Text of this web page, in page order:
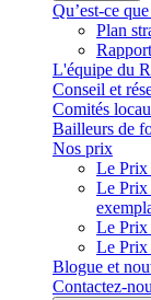
Qu’est-ce
Plan
L'équipe du
Conseil et
Comités
Bailleurs de
Nos prix
Le Prix
Le Prix
Le Prix
Le
Blogue et
Contactez-